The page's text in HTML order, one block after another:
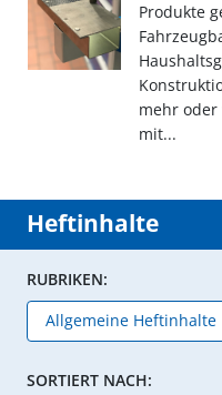
Produkte
mehr
mit...
Heftinhalte
RUBRIKEN:
SORTIERT NACH: